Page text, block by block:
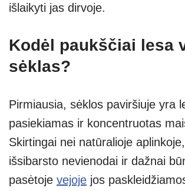
išlaikyti jas dirvoje.
Kodėl paukščiai lesa
sėklas?
Pirmiausia, sėklos paviršiuje yra
pasiekiamas ir koncentruotas
Skirtingai nei natūralioje
išsibarsto nevienodai ir dažnai
pasėtoje vejoje jos